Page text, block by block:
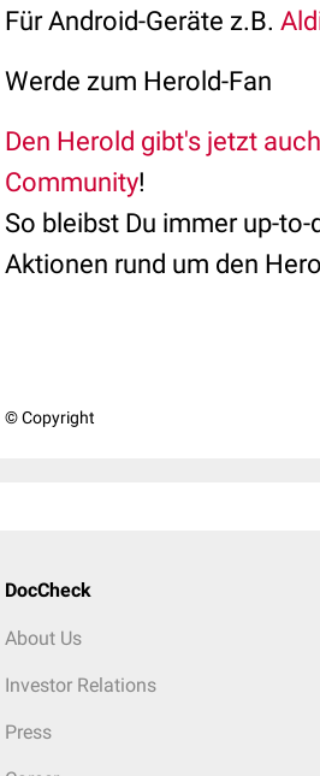
Für Android-Geräte z.B.
Werde zum Herold-Fan
Den Herold gibt's jetzt
Community!
So bleibst Du immer up-
Aktionen rund um den
© Copyright
DocCheck
About Us
Investor Relations
Press